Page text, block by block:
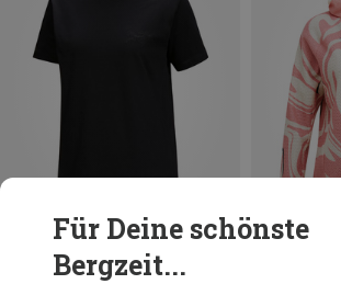
Du sparst 29%
Für Deine schönste
Bergzeit...